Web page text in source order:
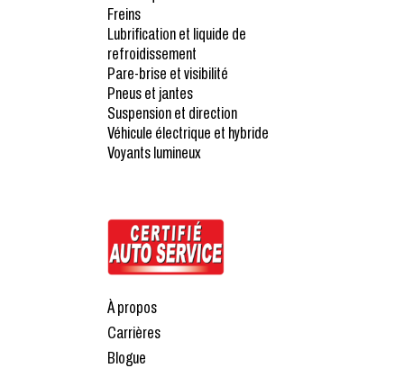
Freins
Lubrification et liquide de
refroidissement
Pare-brise et visibilité
Pneus et jantes
Suspension et direction
Véhicule électrique et hybride
Voyants lumineux
À propos
Carrières
Blogue